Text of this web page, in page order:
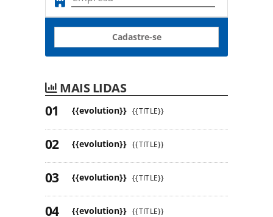
Cadastre-se
MAIS LIDAS
{{evolution}} {{TITLE}}
{{evolution}} {{TITLE}}
{{evolution}} {{TITLE}}
{{evolution}} {{TITLE}}